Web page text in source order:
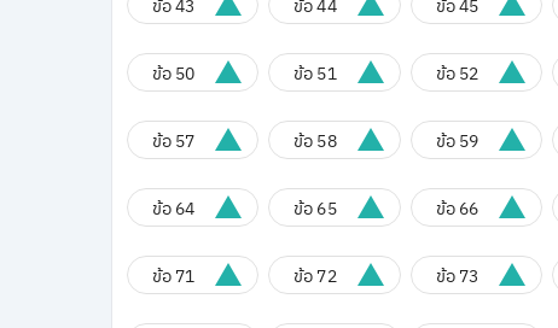
ข้อ 43 ข้อ 44 ข้อ 45
ข้อ 50 ข้อ 51 ข้อ 52
ข้อ 57 ข้อ 58 ข้อ 59
ข้อ 64 ข้อ 65 ข้อ 66
ข้อ 71 ข้อ 72 ข้อ 73